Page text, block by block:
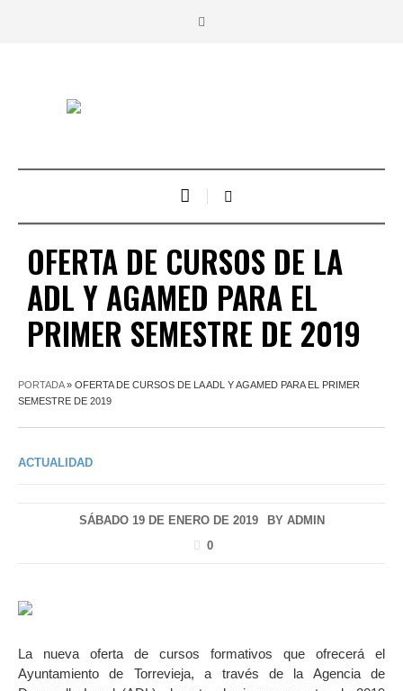
OFERTA DE CURSOS DE LA
ADL Y AGAMED PARA EL
PRIMER SEMESTRE DE 2019
PORTADA» OFERTA DE CURSOS DE LA ADL Y AGAMED PARA EL PRIMER
SEMESTRE DE 2019
ACTUALIDAD
SÁBADO 19 DE ENERO DE 2019 BY ADMIN
0
La nueva oferta de cursos formativos que ofrecerá el
Ayuntamiento de Torrevieja, a través de la Agencia de